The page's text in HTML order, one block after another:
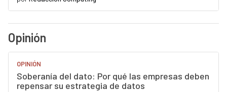
Opinión
OPINIÓN
Soberanía del dato: Por qué las empresas deben
repensar su estrategia de datos